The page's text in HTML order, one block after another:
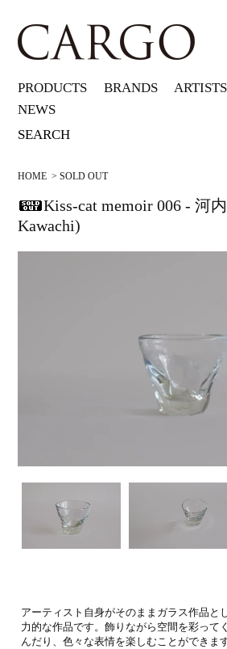
PRODUCTS BRANDS ARTISTS
NEWS
HOME >SOLD OUT
Kiss-cat memoir 006 - 河
Kawachi)
アーティスト自身がそのままガラス作品と
力的な作品です。飾りながら空間を彩って
んだり、色々な表情を楽しむことができま